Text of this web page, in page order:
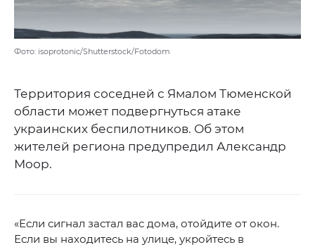
Фото: isoprotonic/Shutterstock/Fotodom
Территория соседней с Ямалом Тюменской
области может подвергнуться атаке
украинских беспилотников. Об этом
жителей региона предупредил Александр
Моор.
«Если сигнал застал вас дома, отойдите от окон.
Если вы находитесь на улице, укройтесь в